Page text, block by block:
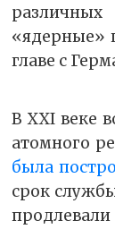
«ядерные»
главе с
В XXI веке
атомного
была
срок